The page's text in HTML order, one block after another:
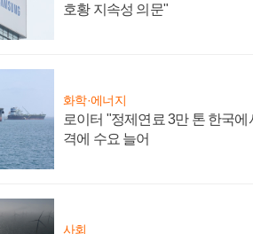
호황 지속성 의문"
화학·에너지
로이터 "정제연료 3만 톤 한국
격에 수요 늘어
사회